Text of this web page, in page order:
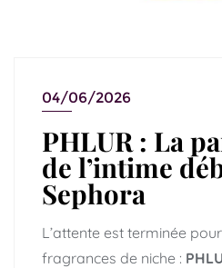
04/06/2026
PHLUR : La
de l’intime
Sephora
L’attente est terminée
fragrances de niche :